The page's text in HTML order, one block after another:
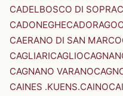
CADELBOSCO DI SOPRA
CADONEGHECADORAGO
CAERANO DI SAN MARCO
CAGLIARICAGLIO
CAGNANO VARANO
CAINES .KUENS.CAINO